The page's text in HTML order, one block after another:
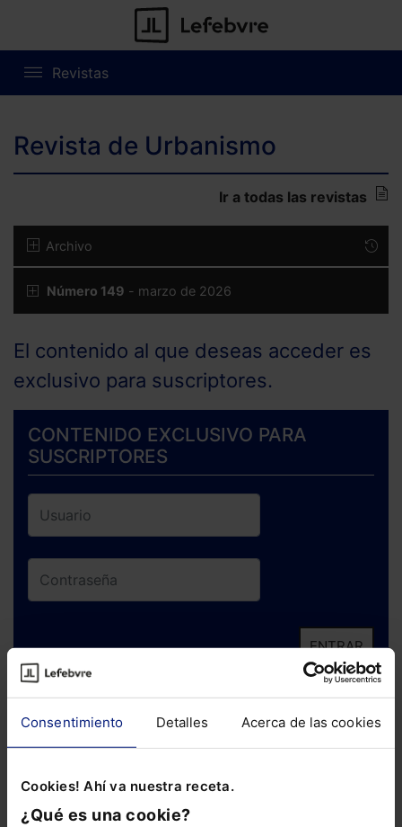
Consentimiento Detalles Acerca de las cookies
Cookies! Ahí va nuestra receta.
¿Qué es una cookie?
Revistas
Revista de Urbanismo
Ir a todas las revistas
Archivo
Número 149 - marzo de 2026
El contenido al que deseas acceder es
exclusivo para suscriptores.
CONTENIDO EXCLUSIVO PARA
SUSCRIPTORES
ENTRAR
¿Has olvidado tu contraseña?
Si todavía no te has suscrito, no pierdas
está oportunidad y adquiere tu acceso
con un25% de descuento